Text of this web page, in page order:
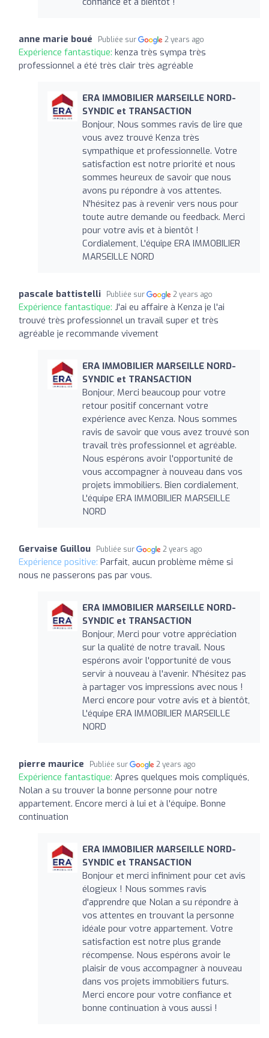
anne marie boué Publiée sur 2 years ago
Expérience fantastique: kenza très sympa très
professionnel a été très clair très agréable
ERA IMMOBILIER MARSEILLE NORD-
SYNDIC et TRANSACTION
Bonjour, Nous sommes ravis de lire que
vous avez trouvé Kenza très
sympathique et professionnelle. Votre
satisfaction est notre priorité et nous
sommes heureux de savoir que nous
avons pu répondre à vos attentes.
N'hésitez pas à revenir vers nous pour
toute autre demande ou feedback. Merci
pour votre avis et à bientôt !
Cordialement, L'équipe ERA IMMOBILIER
MARSEILLE NORD
pascale battistelli Publiée sur 2 years ago
Expérience fantastique: J'ai eu affaire à Kenza je l'ai
trouvé très professionnel un travail super et très
agréable je recommande vivement
ERA IMMOBILIER MARSEILLE NORD-
SYNDIC et TRANSACTION
Bonjour, Merci beaucoup pour votre
retour positif concernant votre
expérience avec Kenza. Nous sommes
ravis de savoir que vous avez trouvé son
travail très professionnel et agréable.
Nous espérons avoir l'opportunité de
vous accompagner à nouveau dans vos
projets immobiliers. Bien cordialement,
L'équipe ERA IMMOBILIER MARSEILLE
NORD
Gervaise Guillou Publiée sur 2 years ago
Expérience positive: Parfait, aucun problème même si
nous ne passerons pas par vous.
ERA IMMOBILIER MARSEILLE NORD-
SYNDIC et TRANSACTION
Bonjour, Merci pour votre appréciation
sur la qualité de notre travail. Nous
espérons avoir l'opportunité de vous
servir à nouveau à l'avenir. N'hésitez pas
à partager vos impressions avec nous !
Merci encore pour votre avis et à bientôt,
L'équipe ERA IMMOBILIER MARSEILLE
NORD
pierre maurice Publiée sur 2 years ago
Expérience fantastique: Apres quelques mois compliqués,
Nolan a su trouver la bonne personne pour notre
appartement. Encore merci à lui et à l'équipe. Bonne
continuation
ERA IMMOBILIER MARSEILLE NORD-
SYNDIC et TRANSACTION
Bonjour et merci infiniment pour cet avis
élogieux ! Nous sommes ravis
d'apprendre que Nolan a su répondre à
vos attentes en trouvant la personne
idéale pour votre appartement. Votre
satisfaction est notre plus grande
récompense. Nous espérons avoir le
plaisir de vous accompagner à nouveau
dans vos projets immobiliers futurs.
Merci encore pour votre confiance et
bonne continuation à vous aussi !